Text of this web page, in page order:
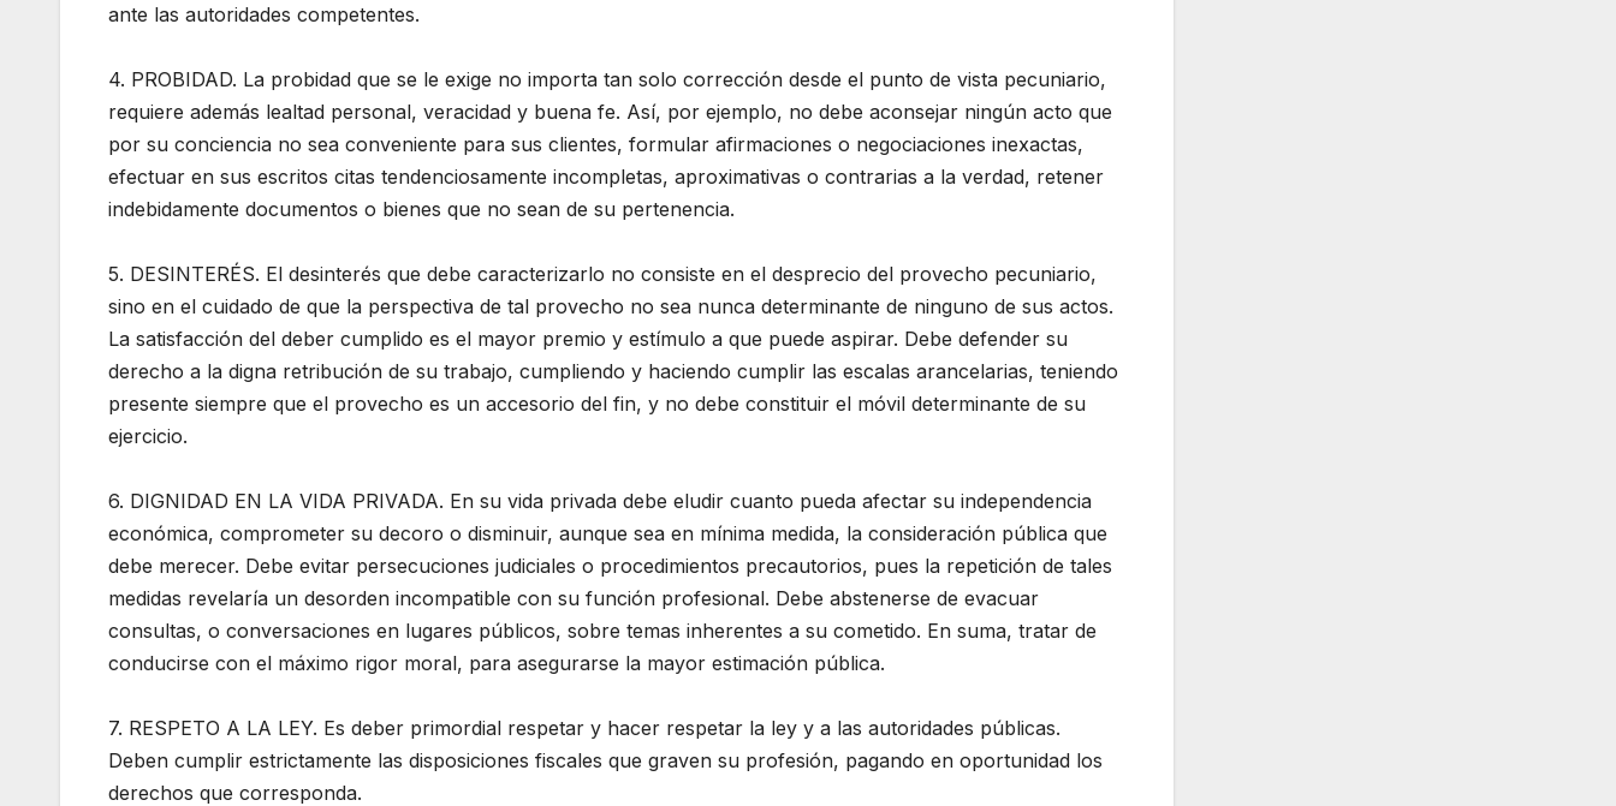
ante las autoridades competentes.
4. PROBIDAD. La probidad que se le exige no importa tan solo corrección desde el punto de vista pecuniario,
requiere además lealtad personal, veracidad y buena fe. Así, por ejemplo, no debe aconsejar ningún acto que
por su conciencia no sea conveniente para sus clientes, formular afirmaciones o negociaciones inexactas,
efectuar en sus escritos citas tendenciosamente incompletas, aproximativas o contrarias a la verdad, retener
indebidamente documentos o bienes que no sean de su pertenencia.
5. DESINTERÉS. El desinterés que debe caracterizarlo no consiste en el desprecio del provecho pecuniario,
sino en el cuidado de que la perspectiva de tal provecho no sea nunca determinante de ninguno de sus actos.
La satisfacción del deber cumplido es el mayor premio y estímulo a que puede aspirar. Debe defender su
derecho a la digna retribución de su trabajo, cumpliendo y haciendo cumplir las escalas arancelarias, teniendo
presente siempre que el provecho es un accesorio del fin, y no debe constituir el móvil determinante de su
ejercicio.
6. DIGNIDAD EN LA VIDA PRIVADA. En su vida privada debe eludir cuanto pueda afectar su independencia
económica, comprometer su decoro o disminuir, aunque sea en mínima medida, la consideración pública que
debe merecer. Debe evitar persecuciones judiciales o procedimientos precautorios, pues la repetición de tales
medidas revelaría un desorden incompatible con su función profesional. Debe abstenerse de evacuar
consultas, o conversaciones en lugares públicos, sobre temas inherentes a su cometido. En suma, tratar de
conducirse con el máximo rigor moral, para asegurarse la mayor estimación pública.
7. RESPETO A LA LEY. Es deber primordial respetar y hacer respetar la ley y a las autoridades públicas.
Deben cumplir estrictamente las disposiciones fiscales que graven su profesión, pagando en oportunidad los
derechos que corresponda.